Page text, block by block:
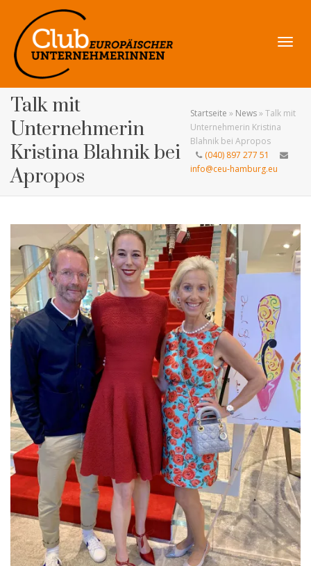
Talk mit
Unternehmerin
Kristina Blahnik bei
Apropos
Startseite » News» Talk mit
Unternehmerin Kristina
Blahnik bei Apropos
(040) 897 277 51
info@ceu-hamburg.eu